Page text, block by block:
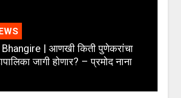
| आणखी किती पुणेकरांचा
जागी होणार? – प्रमोद नाना